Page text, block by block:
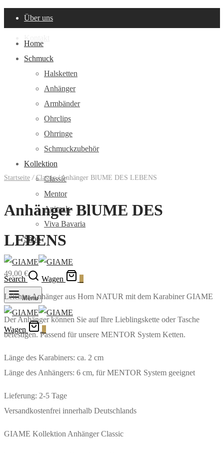
Über uns
Home
Schmuck
Halsketten
Anhänger
Armbänder
Ohrclips
Ohrringe
Schmuckzubehör
Kollektion
Classic
Mentor
Animals
Viva Bavaria
Shop
Search Wagen
Menu
Wagen
Startseite / Classic /Anhänger BlUME DES LEBENS
Anhänger BlUME DES
LEBENS
49,00 €
Leichter Anhänger aus Horn NATUR mit dem Karabiner GIAME
Der Anhänger können Sie auf Ihre Lieblingskette oder Tasche
befestigen. Passend für unsere MENTOR System Ketten.
Länge des Karabiners: ca. 2 cm
Länge des Anhängers: 6 cm, für MENTOR System geeignet
Lieferung: 2-5 Tage
Versandkostenfrei innerhalb Deutschlands
GIAME Kollektion Anhänger Classic